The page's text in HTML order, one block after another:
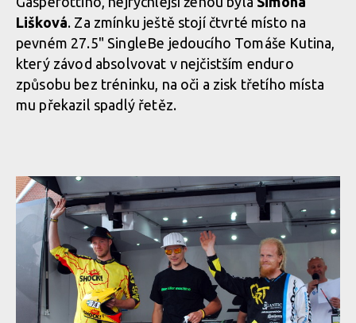
Lišková. Za zmínku ještě stojí čtvrté místo na
pevném 27.5" SingleBe jedoucího Tomáše Kutina,
který závod absolvovat v nejčistším enduro
způsobu bez tréninku, na oči a zisk třetího místa
mu překazil spadlý řetěz.